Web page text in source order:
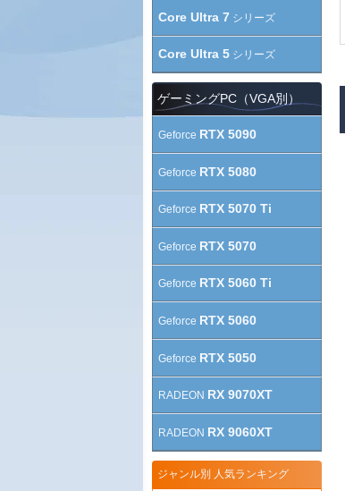
Core Ultra 7 シリーズ
Core Ultra 5 シリーズ
ゲーミングPC（VGA別）
Geforce RTX 5090
Geforce RTX 5080
Geforce RTX 5070 Ti
Geforce RTX 5070
Geforce RTX 5060 Ti
Geforce RTX 5060
Geforce RTX 5050
RADEON RX 9070XT
RADEON RX 9060XT
ジャンル別 人気ランキング